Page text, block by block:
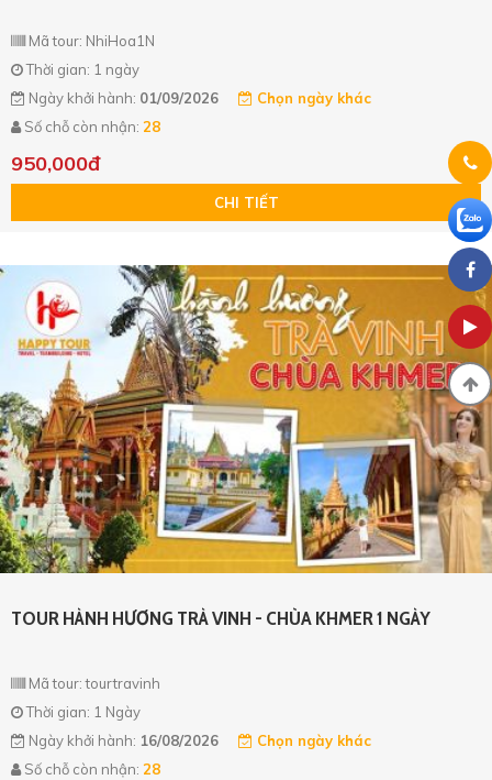
Mã tour: NhiHoa1N
Thời gian: 1 ngày
Ngày khởi hành: 01/09/2026
Chọn ngày khác
Số chỗ còn nhận: 28
950,000đ
CHI TIẾT
TOUR HÀNH HƯƠNG TRÀ VINH - CHÙA KHMER 1 NGÀY
Mã tour: tourtravinh
Thời gian: 1 Ngày
Ngày khởi hành: 16/08/2026
Chọn ngày khác
Số chỗ còn nhận: 28